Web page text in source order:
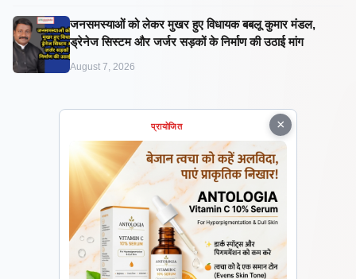
जनसमस्याओं को लेकर मुखर हुए विधायक बबलू कुमार मंडल,
ड्रेनेज सिस्टम और जर्जर सड़कों के निर्माण की उठाई मांग
August 7, 2026
×
प्रायोजित